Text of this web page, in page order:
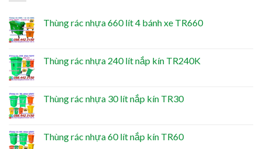
Thùng rác nhựa 660 lít 4 bánh xe TR660
Thùng rác nhựa 240 lít nắp kín TR240K
Thùng rác nhựa 30 lít nắp kín TR30
Thùng rác nhựa 60 lít nắp kín TR60